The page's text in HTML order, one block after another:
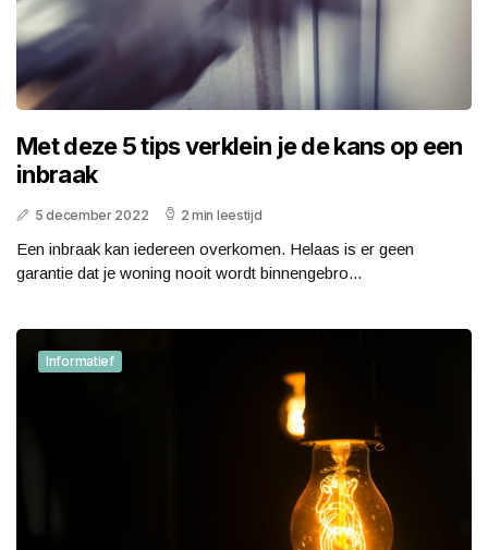
Met deze 5 tips verklein je de kans op een
inbraak
5 december 2022 2 min leestijd
Een inbraak kan iedereen overkomen. Helaas is er geen
garantie dat je woning nooit wordt binnengebro...
Informatief